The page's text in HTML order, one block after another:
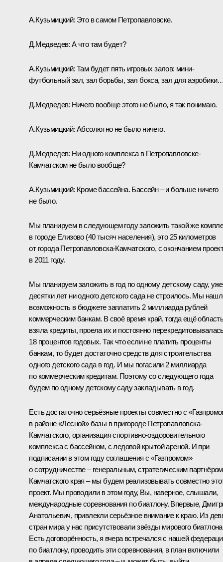
А.Кузьмицкий: Это в самом Петропавловске.
Д.Медведев: А что там будет?
А.Кузьмицкий: Там будет пять игровых залов: мини-
футбольный зал, зал борьбы, зал бокса, зал для
Д.Медведев: Ничего вообще этого не было, я так понимаю.
А.Кузьмицкий: Абсолютно не было ничего.
Д.Медведев: Ни одного комплекса в Петропавловске-
Камчатском не было вообще?
А.Кузьмицкий: Кроме бассейна. Бассейн – и больше ничего
не было.
Мы планируем в следующем году заложить такой же
в городе Елизово (40 тысяч населения), это 25 километров
от города Петропавловска-Камчатского, с окончанием
в 2011 году.
Мы планируем заложить в год по одному детскому саду, уже
десятки лет ни одного детского сада не строилось. Мы
возможность в бюджете заплатить 2 миллиарда рублей
коммерческим банкам. В своё время край, тогда ещё
взяла кредиты, проела их и постоянно
18 процентов годовых. Так что если не платить проценты
банкам, то будет достаточно средств для строительства
одного детского сада в год. И мы погасили 2 миллиарда
по коммерческим кредитам. Поэтому со следующего года
будем по одному детскому саду закладывать в год.
Есть достаточно серьёзные проекты совместно с
в районе «Лесной» базы в пригороде Петропавловска-
Камчатского, организация спортивно-оздоровительного
комплекса с бассейном, с ледовой крытой ареной. И при
подписании в этом году соглашения с «Газпромом»
о сотрудничестве – генеральным, стратегическим партнёром
Камчатского края – мы будем реализовывать совместно
проект. Мы проводили в этом году, Вы, наверное, слышали,
международные соревнования по биатлону. Впервые,
Анатольевич, привлекли серьёзное внимание к краю. Из
стран мира у нас присутствовали звёзды мирового
Есть договорённость, я вчера встречался с нашей
по биатлону, проводить эти соревнования, в план включили